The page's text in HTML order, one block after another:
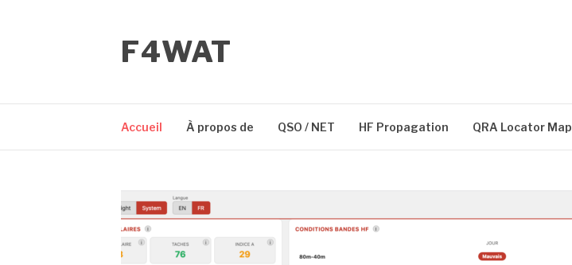
F4WAT
Accueil À propos de QSO / NET HF Propagation QRA Locator Map